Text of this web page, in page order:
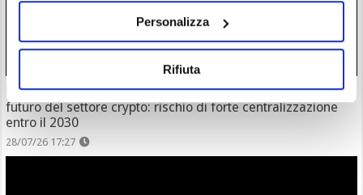
Personalizza
Rifiuta
Un grande fondo di investimento è preoccupato per il
futuro del settore crypto: rischio di forte centralizzazione
entro il 2030
28/07/26 17:27